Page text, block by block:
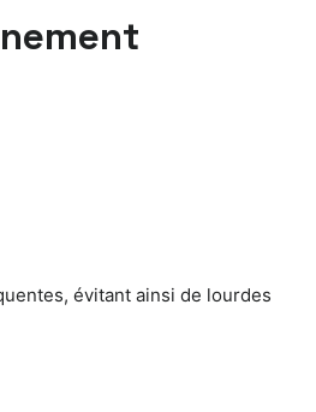
évitant ainsi de lourdes